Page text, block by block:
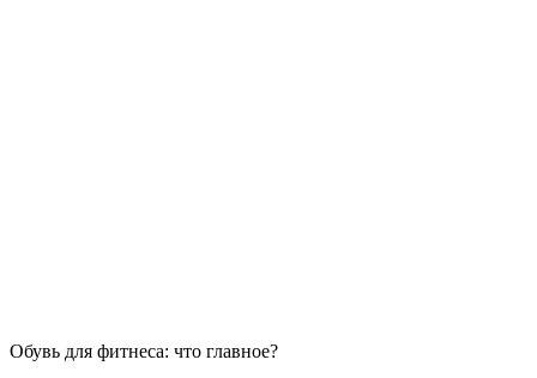
Обувь для фитнеса: что главное?